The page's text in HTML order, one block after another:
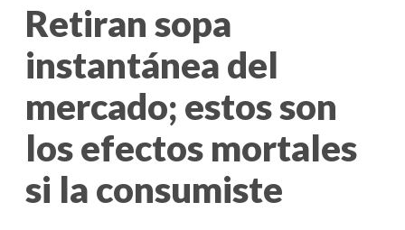
Retiran sopa
instantánea del
mercado; estos son
los efectos mortales
si la consumiste